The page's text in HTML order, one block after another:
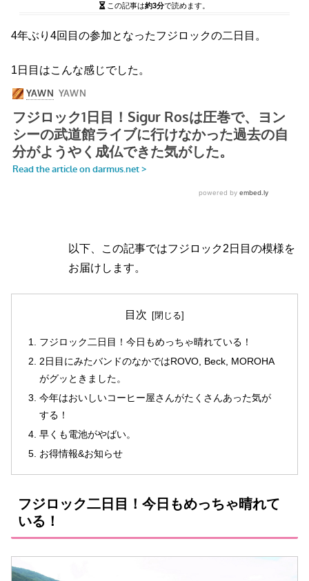
この記事は約3分で読めます。
4年ぶり4回目の参加となったフジロックの二日目。
1日目はこんな感じでした。
以下、この記事ではフジロック2日目の模様を
お届けします。
目次
フジロック二日目！今日もめっちゃ晴れている！
2日目にみたバンドのなかではROVO, Beck, MOROHA
がグッときました。
今年はおいしいコーヒー屋さんがたくさんあった気が
する！
早くも電池がやばい。
お得情報&お知らせ
フジロック二日目！今日もめっちゃ晴れて
いる！